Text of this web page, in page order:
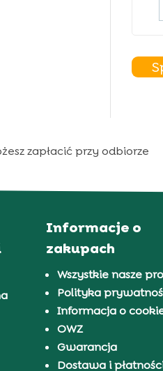
zapłacić przy odbiorze
Informacje o
zakupach
Wszystkie nasze
Polityka
Informacja o
OWZ
Gwarancja
Dostawa i